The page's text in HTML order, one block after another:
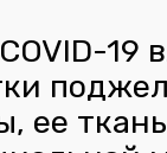
19
ее